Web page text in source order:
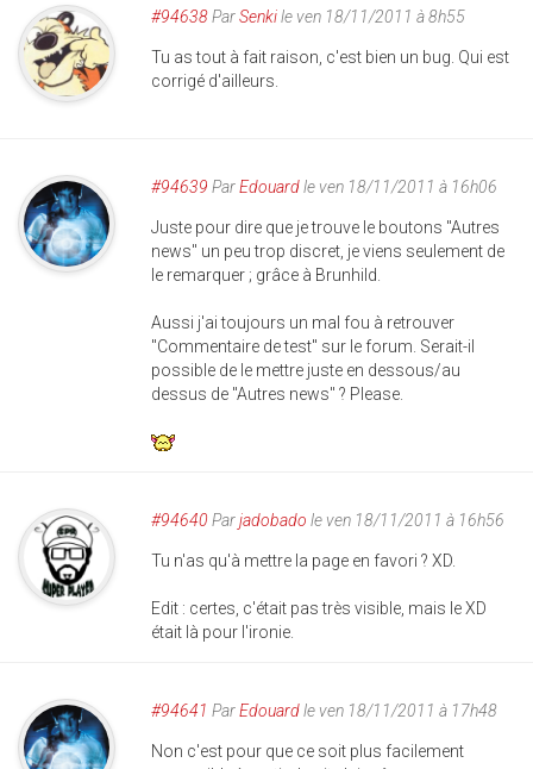
#94638ParSenkile ven 18/11/2011 à 8h55
Tu as tout à fait raison, c'est bien un bug. Qui est
corrigé d'ailleurs.
#94639 ParEdouardle ven 18/11/2011 à 16h06
Juste pour dire que je trouve le boutons "Autres
news" un peu trop discret, je viens seulement de
le remarquer ; grâce à Brunhild.
Aussi j'ai toujours un mal fou à retrouver
"Commentaire de test" sur le forum. Serait-il
possible de le mettre juste en dessous/au
dessus de "Autres news" ? Please.
#94640 Parjadobado le ven 18/11/2011 à 16h56
Tu n'as qu'à mettre la page en favori ? XD.
Edit : certes, c'était pas très visible, mais le XD
était là pour l'ironie.
#94641 ParEdouardle ven 18/11/2011 à 17h48
Non c'est pour que ce soit plus facilement